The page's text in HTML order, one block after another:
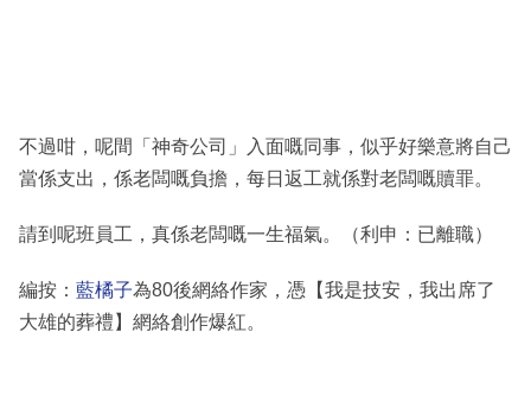
不過咁，呢間「神奇公司」入面嘅同事，似乎好樂意將自己
當係支出，係老闆嘅負擔，每日返工就係對老闆嘅贖罪。
請到呢班員工，真係老闆嘅一生福氣。（利申：已離職）
編按： 藍橘子為80後網絡作家，憑【我是技安，我出席了
大雄的葬禮】網絡創作爆紅。